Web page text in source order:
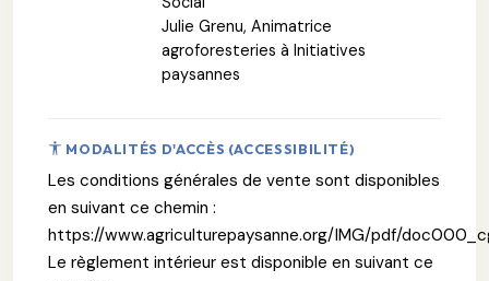
Julie Grenu, Animatrice
agroforesteries à Initiatives
paysannes
MODALITÉS D'ACCÈS (ACCESSIBILITÉ)
Les conditions générales de vente sont disponibles
en suivant ce chemin :
https://www.agriculturepaysanne.org/IMG/pdf/
Le règlement intérieur est disponible en suivant ce